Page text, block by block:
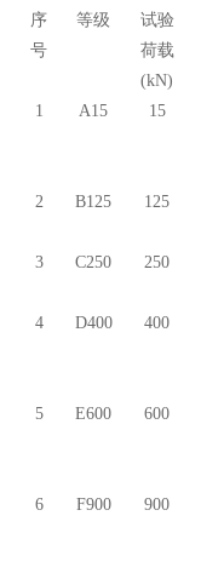
序
号
等级
试验
荷载
(kN)
1 A15 15
2 B125 125
3
C250 250
4
D400 400
5 E600 600
6 F900 900